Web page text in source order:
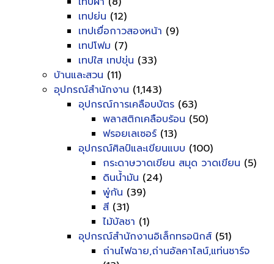
เทปย่น (12)
เทปเยื่อกาวสองหน้า (9)
เทปโฟม (7)
เทปใส เทปขุ่น (33)
บ้านและสวน (11)
อุปกรณ์สำนักงาน (1,143)
อุปกรณ์การเคลือบบัตร (63)
พลาสติกเคลือบร้อน (50)
ฟรอยเลเซอร์ (13)
อุปกรณ์ศิลป์และเขียนแบบ (100)
กระดาษวาดเขียน สมุด วาดเขียน (5)
ดินน้ำมัน (24)
พู่กัน (39)
สี (31)
ไม้บัลชา (1)
อุปกรณ์สำนักงานอิเล็กทรอนิกส์ (51)
ถ่านไฟฉาย,ถ่านอัลคาไลน์,แท่นชาร์จ